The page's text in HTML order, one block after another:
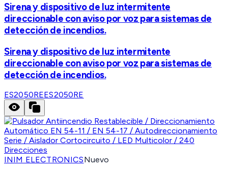
Sirena y dispositivo de luz intermitente
direccionable con aviso por voz para sistemas de
detección de incendios.
Sirena y dispositivo de luz intermitente
direccionable con aviso por voz para sistemas de
detección de incendios.
ES2050REES2050RE
INIM ELECTRONICSNuevo